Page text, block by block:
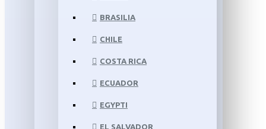
BRASILIA
CHILE
COSTA RICA
ECUADOR
EGYPTI
EL SALVADOR